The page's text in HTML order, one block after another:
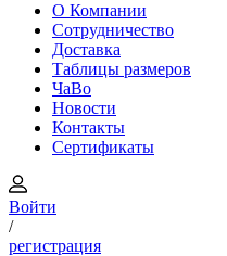
О Компании
Сотрудничество
Доставка
Таблицы размеров
ЧаВо
Новости
Контакты
Сертификаты
Войти
/
регистрация